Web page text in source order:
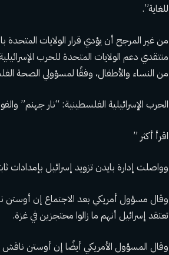
للغاية”.
من غير المرجح أن يؤدي قرار الولايات المتحدة
من النساء والأطفال، وفقًا لمسؤولي الصحة
الحرب الإسرائيلية الفلسطينية: “نار جهنم”
اقرأ أكثر ”
وواصلت إدارة بايدن تزويد إسرائيل بإمدادات
تعتقد إسرائيل أنهم ما زالوا محتجزين في غزة.
وقال المسؤول الأمريكي أيضًا إن أوستن ناقش